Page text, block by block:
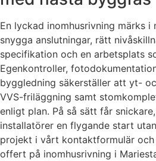
En lyckad inomhusrivning märks i
snygga anslutningar, rätt
specifikation och en arbetsplats
Egenkontroller,
byggledning säkerställer att yt-
VVS-friläggning samt
enligt plan. På så sätt får
installatörer en flygande start
projekt i vårt kontaktformulär
offert på inomhusrivning i